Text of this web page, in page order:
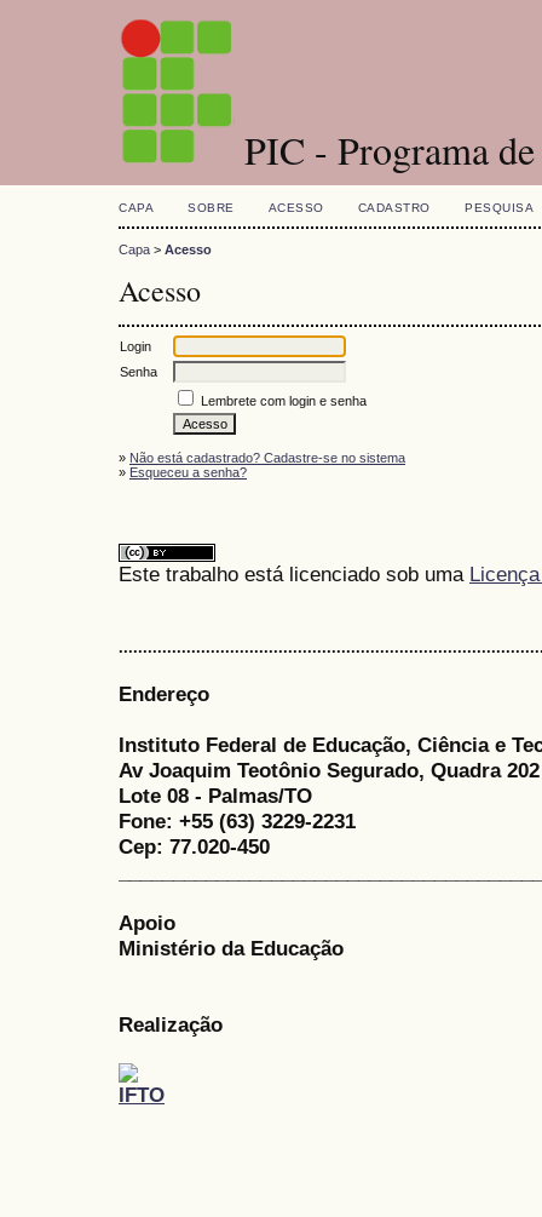
PIC - Programa
CAPA SOBRE ACESSO CADASTRO PESQUISA
Capa > Acesso
Acesso
Login
Senha
Lembrete com login e senha
» Não está cadastrado? Cadastre-se no sistema
» Esqueceu a senha?
Este trabalho está licenciado sob uma
Endereço
Instituto Federal de Educação, Ciência e
Av Joaquim Teotônio Segurado, Quadra
Lote 08 - Palmas/TO
Fone: +55 (63) 3229-2231
Cep: 77.020-450
Apoio
Ministério da Educação
Realização